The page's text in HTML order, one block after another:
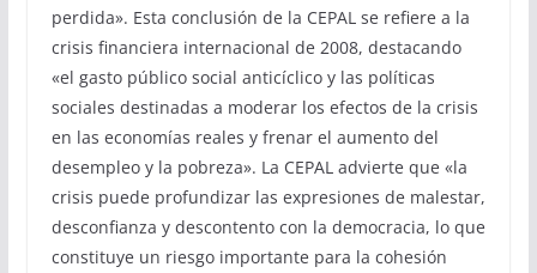
perdida». Esta conclusión de la CEPAL se refiere a la
crisis financiera internacional de 2008, destacando
«el gasto público social anticíclico y las políticas
sociales destinadas a moderar los efectos de la crisis
en las economías reales y frenar el aumento del
desempleo y la pobreza». La CEPAL advierte que «la
crisis puede profundizar las expresiones de malestar,
desconfianza y descontento con la democracia, lo que
constituye un riesgo importante para la cohesión